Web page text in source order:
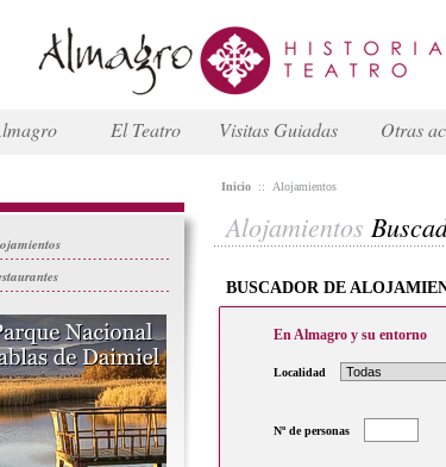
El Teatro Visitas Guiadas Otras
Inicio :: Alojamientos
Alojamientos
BUSCADOR DE
En Almagro y su entorno
Localidad
Nº de personas